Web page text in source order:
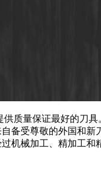
供质量保证最好的刀
备受尊敬的外国和新
机械加工、精加工和